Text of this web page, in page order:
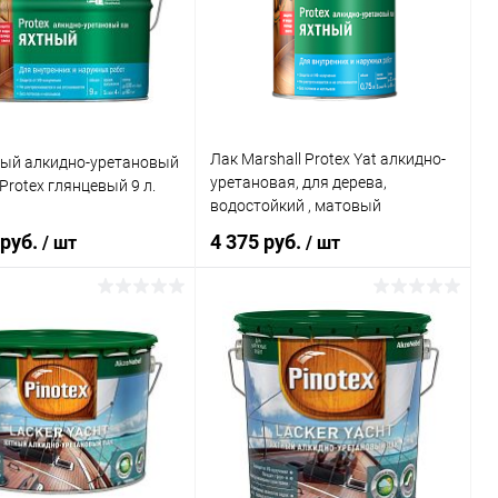
В наличии В избранное
алкидно-уретановый
глянцевый 9 л.
/ шт
В корзину
в 1 клик Сравнение
В наличии
Лак Marshall Protex Yat алкидно-
уретановая, для дерева,
водостойкий , матовый
4 375 руб./ шт
В корзину
Купить в 1 клик Сравнение
В избранное В наличии
Литраж | Масса: